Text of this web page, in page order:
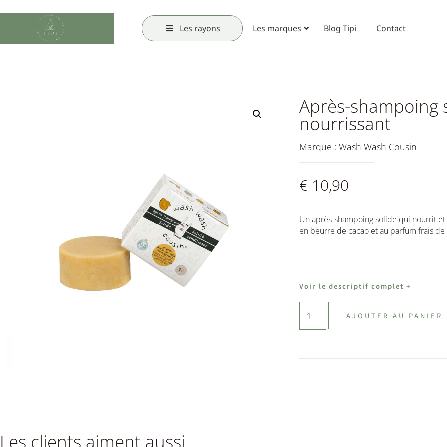
Les rayons Les marques Blog Tipi Contact
Après-shampoing
nourrissant
Marque : Wash Wash Cousin
€ 10,90
Un après-shampoing solide qui nourrit
en beurre de cacao et au parfum frais de
Voir le descriptif complet +
AJOUTER AU PANIER
Les clients aiment aussi